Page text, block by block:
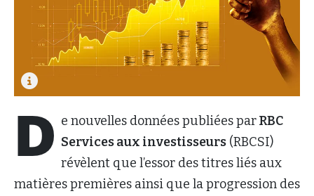
D e nouvelles données publiées parRBC
Services aux investisseurs (RBCSI)
révèlent que l’essor des titres liés aux
matières premières ainsi que la progression des